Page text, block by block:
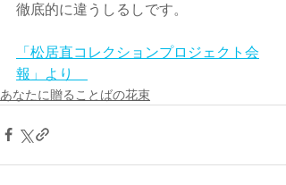
徹底的に違うしるしです。
「松居直コレクションプロジェクト会
報」より
あなたに贈ることばの花束